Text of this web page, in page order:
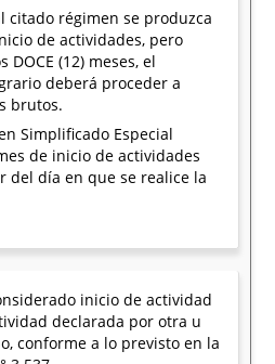
citado régimen se produzca
de actividades, pero
(12) meses, el
deberá proceder a
brutos.
Simplificado Especial
de inicio de actividades
del día en que se realice la
inicio de actividad
declarada por otra u
conforme a lo previsto en la